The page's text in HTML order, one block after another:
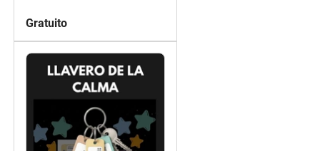
Gratuito